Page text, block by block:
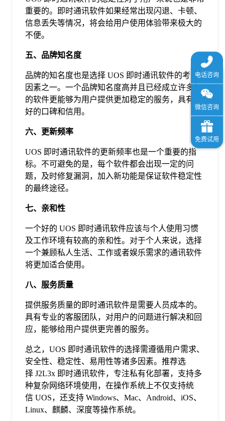
重要的。即时通讯软件如果经常出现闪退、卡顿、
信息丢失等情况，将会给用户使用体验带来极大的
不便。
五、品牌知名度
品牌的知名度也是选择 UOS 即时通讯软件的考虑
因素之一。一个品牌知名度高并且已经成立许多年
的软件更能够为用户提供更加稳定的服务，具有更
好的口碑和信用。
六、更新频率
UOS 即时通讯软件的更新频率也是一个重要的指
标。不可避免的是，每个软件都会出现一定的问
题，及时修复漏洞，加入新功能是保证软件稳定性
的最终途径。
七、亲和性
一个好的 UOS 即时通讯软件应该与个人使用习惯
及工作环境有较高的亲和性。对于个人来说，选择
一个兼顾私人生活、工作或者娱乐需求的通讯软件
将更加适合使用。
八、服务质量
提供服务质量的即时通讯软件是需要人员成本的。
具有专业的客服团队，对用户的问题进行解决和回
应，能够给用户提供更完善的服务。
总之，UOS 即时通讯软件的选择需遵循用户需求、
安全性、稳定性、易用性等诸多因素。推荐选
择 J2L3x 即时通讯软件，专注私有化部署，支持多
种复杂网络环境使用，在操作系统上不仅支持统
信 UOS，还支持 Windows、Mac、Android、iOS、
Linux、麒麟、深度等操作系统。